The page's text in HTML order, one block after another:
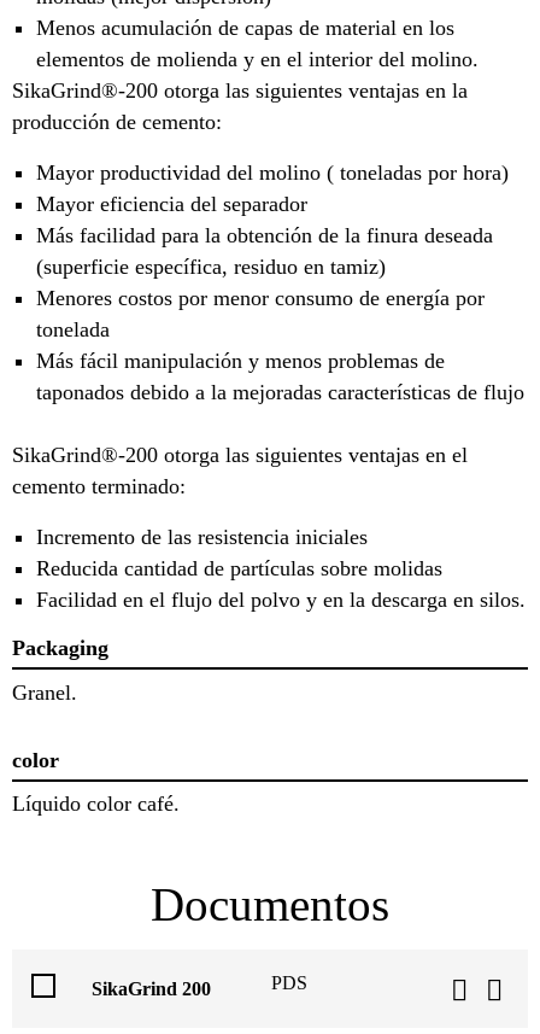
Menos acumulación de capas de material en los
elementos de molienda y en el interior del molino.
SikaGrind®-200 otorga las siguientes ventajas en la
producción de cemento:
Mayor productividad del molino ( toneladas por hora)
Mayor eficiencia del separador
Más facilidad para la obtención de la finura deseada
(superficie específica, residuo en tamiz)
Menores costos por menor consumo de energía por
tonelada
Más fácil manipulación y menos problemas de
taponados debido a la mejoradas características de flujo
SikaGrind®-200 otorga las siguientes ventajas en el
cemento terminado:
Incremento de las resistencia iniciales
Reducida cantidad de partículas sobre molidas
Facilidad en el flujo del polvo y en la descarga en silos.
Packaging
Granel.
color
Líquido color café.
Documentos
SikaGrind 200 PDS